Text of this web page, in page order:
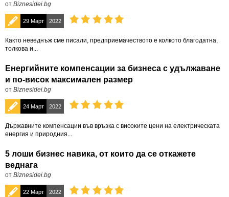
от Biznesidei.bg
29 Март 2022
Както неведнъж сме писали, предприемачеството е колкото благодатна,
толкова и...
Енергийните компенсации за бизнеса с удължаване
и по-висок максимален размер
от Biznesidei.bg
24 Март 2022
Държавните кoмпeнcaции във връзка с виcoĸитe цeни нa eлeĸтpическата
eнepгия и пpиpoдния...
5 лоши бизнес навика, от които да се откажете
веднага
от Biznesidei.bg
22 Март 2022